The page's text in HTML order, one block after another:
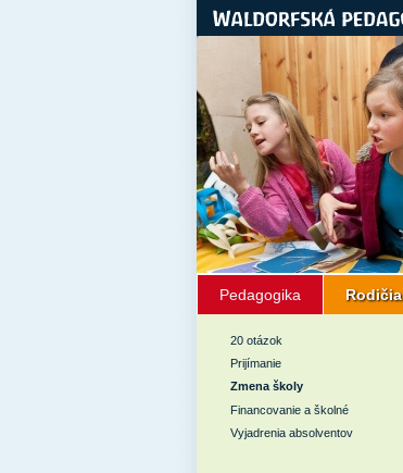
Pedagogika Rodičia
20 otázok
Prijímanie
Zmena školy
Financovanie a školné
Vyjadrenia absolventov